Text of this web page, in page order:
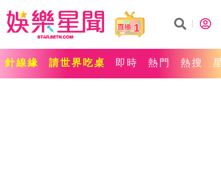
1
針線緣 請世界吃桌 即時 熱門 熱搜